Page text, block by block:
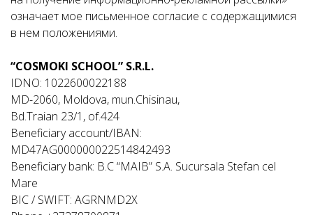
означает мое письменное согласие с содержащимися
в нем положениями.
“COSMOKI SCHOOL” S.R.L.
IDNO: 1022600022188
MD-2060, Moldova, mun.Chisinau,
Bd.Traian 23/1, of.424
Beneficiary account/IBAN:
MD47AG000000022514842493
Beneficiary bank: B.C “MAIB” S.A. Sucursala Stefan cel
Mare
BIC / SWIFT: AGRNMD2X